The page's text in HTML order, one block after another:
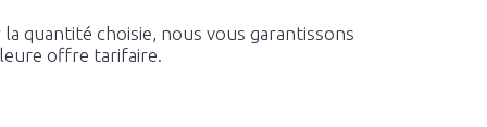
quantité choisie, nous vous garantissons
offre tarifaire.